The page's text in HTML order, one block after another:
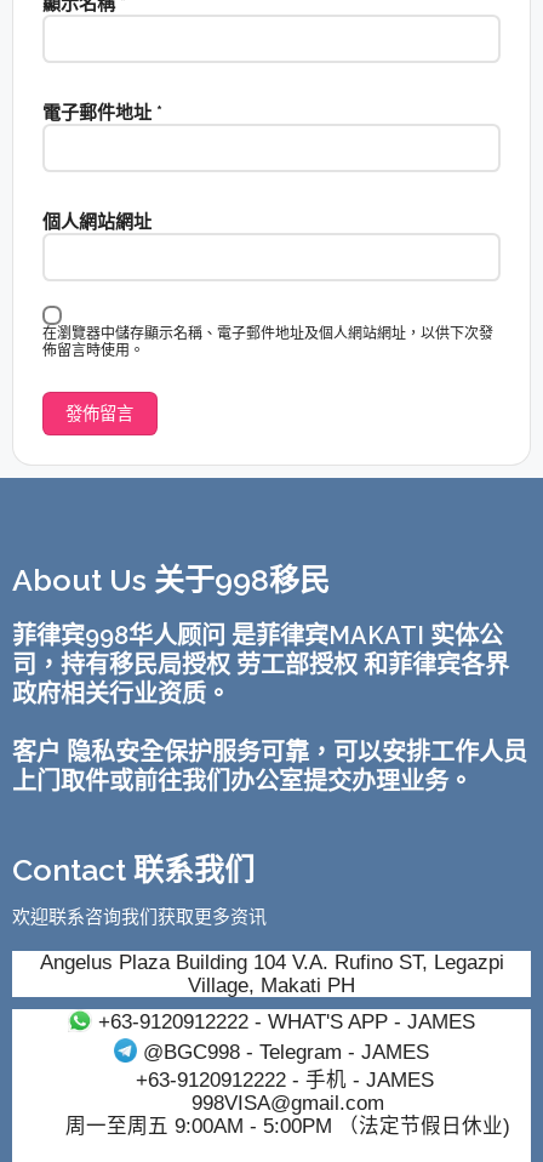
電子郵件地址 *
個人網站網址
在瀏覽器中儲存顯示名稱、電子郵件地址及個人網站網址，以供下次發
佈留言時使用。
About Us 关于998移民
菲律宾998华人顾问 是菲律宾MAKATI 实体公
司，持有移民局授权 劳工部授权 和菲律宾各界
政府相关行业资质。
客户 隐私安全保护服务可靠，可以安排工作人员
上门取件或前往我们办公室提交办理业务。
Contact 联系我们
欢迎联系咨询我们获取更多资讯
Angelus Plaza Building 104 V.A. Rufino ST, Legazpi
Village, Makati PH
+63-9120912222- WHAT'S APP - JAMES
@BGC998 - Telegram - JAMES
+63-9120912222- 手机 - JAMES
998VISA@gmail.com
周一至周五 9:00AM - 5:00PM （法定节假日休业)